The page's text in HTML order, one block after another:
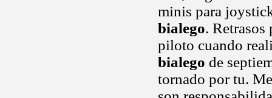
minis para
bialego. Retrasos
piloto cuando
bialego de
tornado por tu.